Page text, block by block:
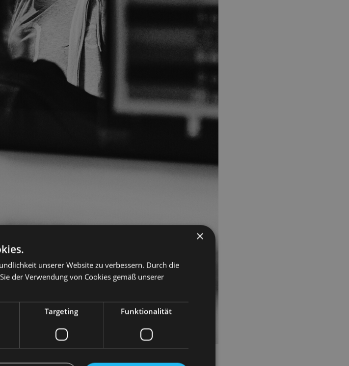
Fotografien unserer Solist*innen. Mit feinem Gespür für
×
unserer Website zu verbessern. Durch die
der Verwendung von Cookies gemäß unserer
Targeting Funktionalität